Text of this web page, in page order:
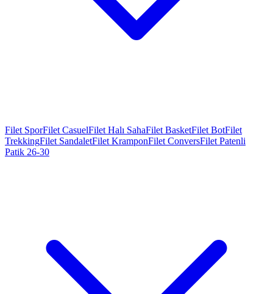
Filet SporFilet CasuelFilet Halı SahaFilet BasketFilet BotFilet
TrekkingFilet SandaletFilet KramponFilet ConversFilet Patenli
Patik 26-30